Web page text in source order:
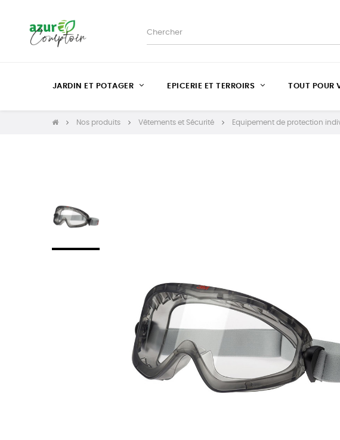
JARDIN ET POTAGER EPICERIE ET TERROIRS TOUT POUR
Nos produits Vêtements et Sécurité Equipement de protection